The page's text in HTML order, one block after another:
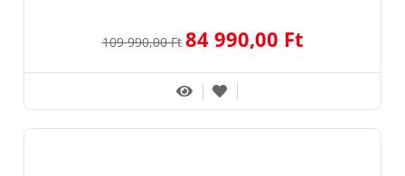
109 990,00 Ft 84 990,00 Ft